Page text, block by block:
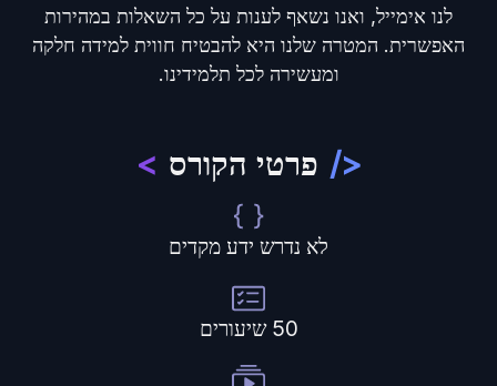
לנו אימייל, ואנו נשאף לענות על כל השאלות במהירות
האפשרית. המטרה שלנו היא להבטיח חווית למידה חלקה
ומעשירה לכל תלמידינו.
</ פרטי הקורס >
לא נדרש ידע מקדים
50 שיעורים